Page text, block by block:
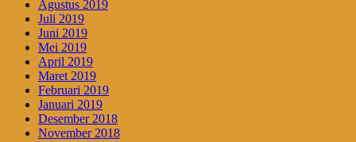
Agustus 2019
Juli 2019
Juni 2019
Mei 2019
April 2019
Maret 2019
Februari 2019
Januari 2019
Desember 2018
November 2018